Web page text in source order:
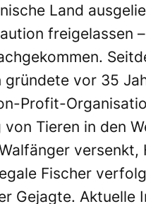
Land
freigelassen
gründete vor 35
Profit-
Tieren in den
Fischer
Gejagte. Aktuelle